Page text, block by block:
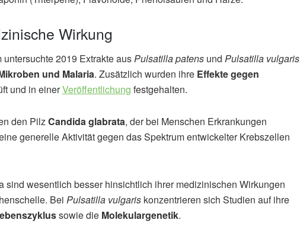
Wirkung
2019 Extrakte ausPulsatilla patens und Pulsatilla vulgaris
und Malaria. Zusätzlich wurden ihre Effekte gegen
und in einerVeröffentlichung festgehalten.
den PilzCandida glabrata, der bei Menschen Erkrankungen
generelle Aktivität gegen das Spektrum entwickelter Krebszellen
sind wesentlich besser hinsichtlich ihrer medizinischen Wirkungen
Bei Pulsatilla vulgaris konzentrieren sich Studien auf ihre
sowie die Molekulargenetik.